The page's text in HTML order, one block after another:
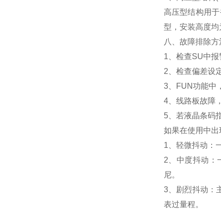
高压型结构用
型，安装高度
八、故障排除
1、检查SU中
2、检查偏差设
3、FUN功能中
4、线路板故障
5、若液晶条码
如果在使用中
1、轻微抖动：
2、中度抖动：
尼。
3、剧烈抖动：
表过量程。